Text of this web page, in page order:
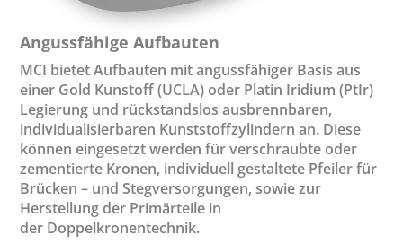
Angussfähige Aufbauten
MCI bietet Aufbauten mit angussfähiger Basis aus
einer Gold Kunstoff (UCLA) oder Platin Iridium (PtIr)
Legierung und rückstandslos ausbrennbaren,
individualisierbaren Kunststoffzylindern an. Diese
können eingesetzt werden für verschraubte oder
zementierte Kronen, individuell gestaltete Pfeiler für
Brücken – und Stegversorgungen, sowie zur
Herstellung der Primärteile in
der Doppelkronentechnik.